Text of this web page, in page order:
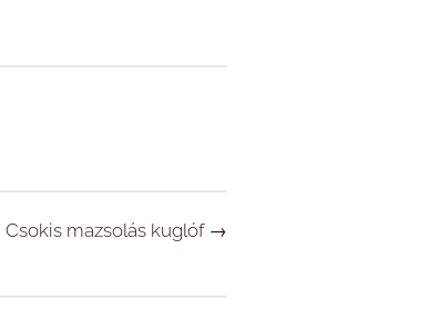
Csokis mazsolás kuglóf →